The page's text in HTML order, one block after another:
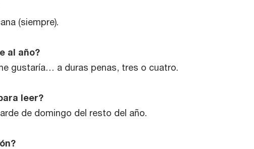
(siempre).
al año?
gustaría… a duras penas, tres o cuatro.
leer?
de domingo del resto del año.